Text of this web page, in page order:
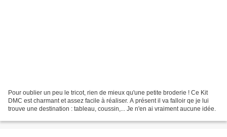
Pour oublier un peu le tricot, rien de mieux qu'une petite broderie ! Ce Kit
DMC est charmant et assez facile à réaliser. A présent il va falloir qe je lui
trouve une destination : tableau, coussin,... Je n'en ai vraiment aucune idée.